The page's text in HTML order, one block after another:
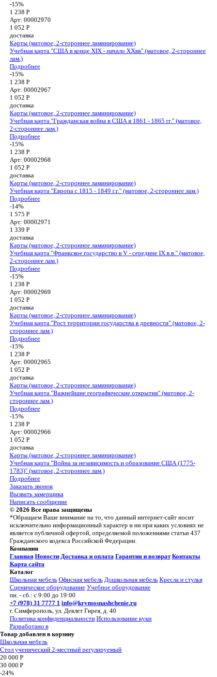
-15%
1 238 Р
Арт: 00002970
1 052 Р
доставка
Карты (матовое, 2-стороннее ламинирование)
Учебная карта "США в конце XIX - начало XXвв" (матовое, 2-стороннее
лам.)
Подробнее
-15%
1 238 Р
Арт: 00002967
1 052 Р
доставка
Карты (матовое, 2-стороннее ламинирование)
Учебная карта "Гражданская война в США в 1861 - 1865 гг." (матовое,
2-стороннее лам.)
Подробнее
-15%
1 238 Р
Арт: 00002968
1 052 Р
доставка
Карты (матовое, 2-стороннее ламинирование)
Учебная карта "Европа с 1815 - 1849 г.г." (матовое, 2-стороннее лам.)
Подробнее
-14%
1 575 Р
Арт: 00002971
1 339 Р
доставка
Карты (матовое, 2-стороннее ламинирование)
Учебная карта "Франкское государство в V - середине IX в.в." (матовое,
2-стороннее лам.)
Подробнее
-15%
1 238 Р
Арт: 00002969
1 052 Р
доставка
Карты (матовое, 2-стороннее ламинирование)
Учебная карта "Рост территории государства в древности" (матовое, 2-
стороннее лам.)
Подробнее
-15%
1 238 Р
Арт: 00002965
1 052 Р
доставка
Карты (матовое, 2-стороннее ламинирование)
Учебная карта "Важнейшие географические открытия" (матовое, 2-
стороннее лам.)
Подробнее
-15%
1 238 Р
Арт: 00002966
1 052 Р
доставка
Карты (матовое, 2-стороннее ламинирование)
Учебная карта "Война за независимость и образование США (1775-
1783)" (матовое, 2-стороннее лам.)
Подробнее
Заказать звонок
Вызвать замерщика
Написать сообщение
© 2026 Все права защищены
*Обращаем Ваше внимание на то, что данный интернет-сайт носит
исключительно информационный характер и ни при каких условиях не
является публичной офертой, определяемой положениями статьи 437
Гражданского кодекса Российской Федерации.
Компания
Главная Новости Доставка и оплата Гарантия и возврат Контакты
Карта сайта
Каталог
Школьная мебель Офисная мебель Дошкольная мебель Кресла и стулья
Сценическое оборудование Учебное оборудование
пн. - сб.: с 9:00 до 19:00
+7 (978) 31 7777 1 info@krymosnashchenie.ru
г. Симферополь, ул. Девлет Гирея, д. 40
Политика конфиденциальности Использование куки
Разработано в
Товар добавлен в корзину
Школьная мебель
Стол ученический 2-местный регулируемый
20 000 Р
30 000 Р
-24%